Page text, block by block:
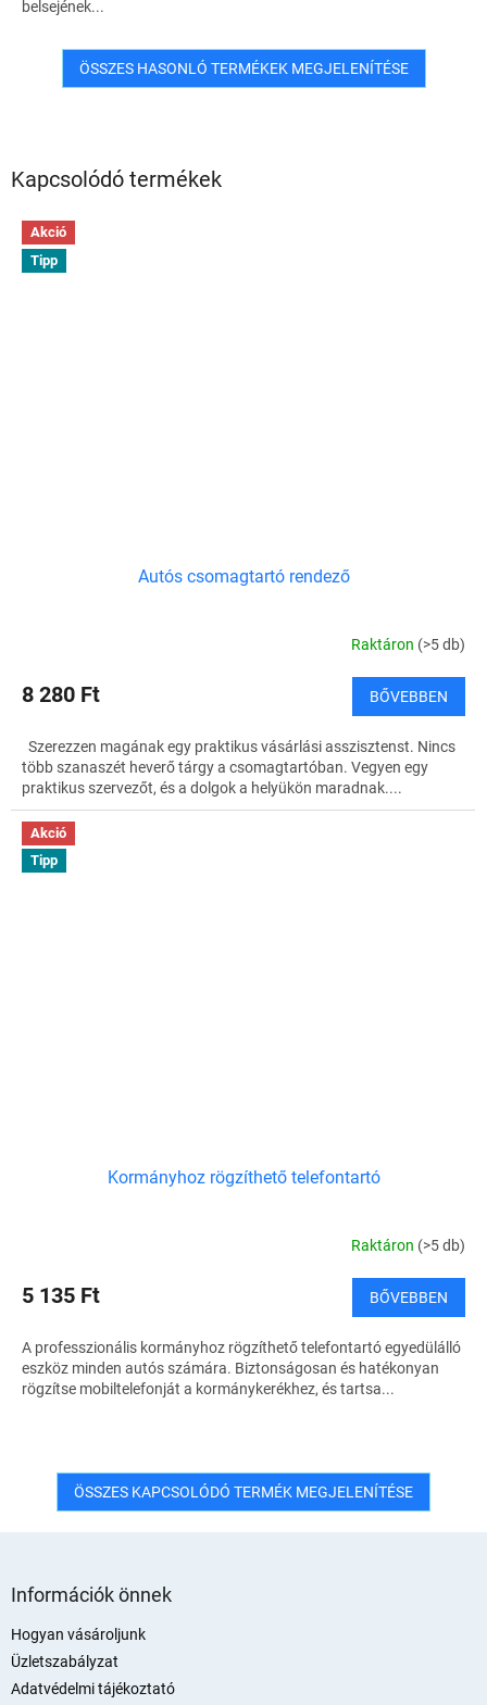
Kapcsolódó termékek
Akció
Tipp
Autós csomagtartó rendező
Raktáron (>5 db)
8 280 Ft BŐVEBBEN
Szerezzen magának egy praktikus vásárlási asszisztenst. Nincs
több szanaszét heverő tárgy a csomagtartóban. Vegyen egy
praktikus szervezőt, és a dolgok a helyükön maradnak....
Akció
Tipp
Kormányhoz rögzíthető telefontartó
Raktáron (>5 db)
5 135 Ft BŐVEBBEN
A professzionális kormányhoz rögzíthető telefontartó egyedülálló
eszköz minden autós számára. Biztonságosan és hatékonyan
rögzítse mobiltelefonját a kormánykerékhez, és tartsa...
ÖSSZES KAPCSOLÓDÓ TERMÉK MEGJELENÍTÉSE
belsejének...
ÖSSZES HASONLÓ TERMÉKEK MEGJELENÍTÉSE
Információk önnek
Hogyan vásároljunk
Üzletszabályzat
Adatvédelmi tájékoztató